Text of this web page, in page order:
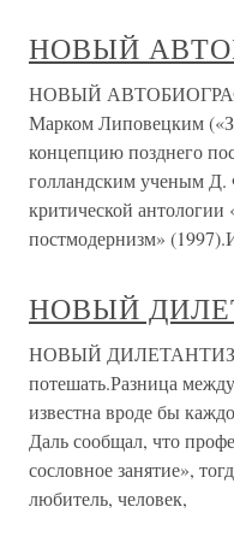
НОВЫЙ
НОВЫЙ
Марком Липовецким
концепцию позднего
голландским ученым Д.
критической
постмодернизм»
НОВЫЙ
НОВЫЙ ДИЛЕТАНТИЗМ
потешать.Разница
известна вроде бы
Даль сообщал, что
сословное занятие»,
любитель, человек,